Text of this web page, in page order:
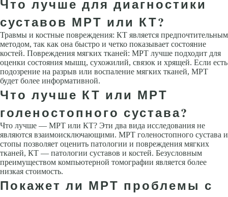
Что лучше для диагностики
суставов МРТ или КТ?
Травмы и костные повреждения: КТ является предпочтительным
методом, так как она быстро и четко показывает состояние
костей. Повреждения мягких тканей: МРТ лучше подходит для
оценки состояния мышц, сухожилий, связок и хрящей. Если есть
подозрение на разрыв или воспаление мягких тканей, МРТ
будет более информативной.
Что лучше КТ или МРТ
голеностопного сустава?
Что лучше — МРТ или КТ? Эти два вида исследования не
являются взаимоисключающими. МРТ голеностопного сустава и
стопы позволяет оценить патологии и повреждения мягких
тканей, КТ — патологии суставов и костей. Безусловным
преимуществом компьютерной томографии является более
низкая стоимость.
Покажет ли МРТ проблемы с